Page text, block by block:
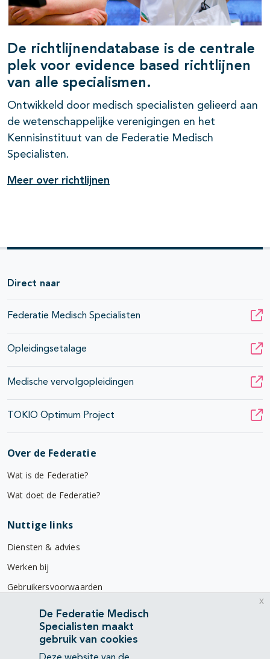
De richtlijnendatabase is de centrale
plek voor evidence based richtlijnen
van alle specialismen.
Ontwikkeld door medisch specialisten gelieerd aan
de wetenschappelijke verenigingen en het
Kennisinstituut van de Federatie Medisch
Specialisten.
Meer over richtlijnen
Direct naar
Federatie Medisch Specialisten
Opleidingsetalage
Medische vervolgopleidingen
TOKIO Optimum Project
Over de Federatie
Wat is de Federatie?
Wat doet de Federatie?
Nuttige links
Diensten & advies
Werken bij
Gebruikersvoorwaarden
Privacyverklaring
Contact
Mercatorlaan 1200
De Federatie Medisch
Specialisten maakt
gebruik van cookies
x